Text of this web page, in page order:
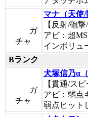
ガ
チャ
マナ（天使/
【反射/砲撃
アビ：超
インボリュ
Bランク
ガ
チャ
犬塚信乃α
【貫通/ス
アビ：弱点
弱点ヒット